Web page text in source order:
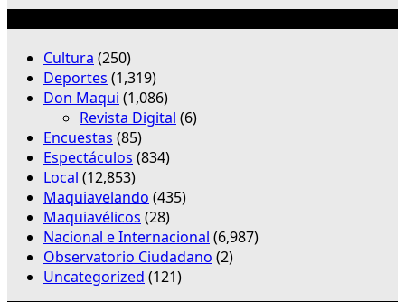
Cultura (250)
Deportes (1,319)
Don Maqui (1,086)
Revista Digital (6)
Encuestas (85)
Espectáculos (834)
Local (12,853)
Maquiavelando (435)
Maquiavélicos (28)
Nacional e Internacional (6,987)
Observatorio Ciudadano (2)
Uncategorized (121)